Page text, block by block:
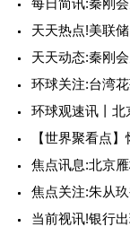
每日简讯:秦刚
天天热点!美联
天天动态:秦刚
环球关注:台湾
环球观速讯丨北
【世界聚看点
焦点讯息:北京
焦点关注:朱从
当前视讯!银行